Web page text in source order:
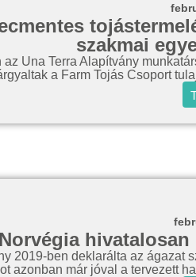
szakmai
az Una Terra Alapítvány
a Farm Tojás Csoport
Norvégia
2019-ben deklarálta az ágazat
azonban már jóval a tervezett